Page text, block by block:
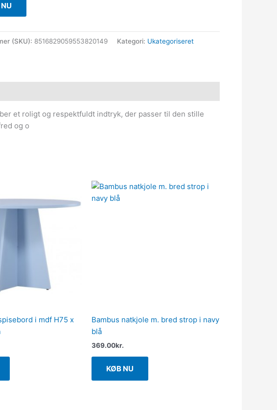
(SKU): 8516829059553820149 Kategori: Ukategoriseret
et roligt og respektfuldt indtryk, der passer til den stille
og o
i mdf H75 x
Bambus natkjole m. bred strop i navy
blå
369.00kr.
KØB NU